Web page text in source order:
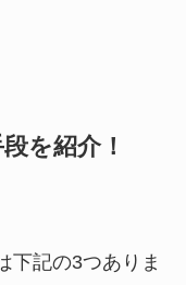
を紹介！
下記の3つありま